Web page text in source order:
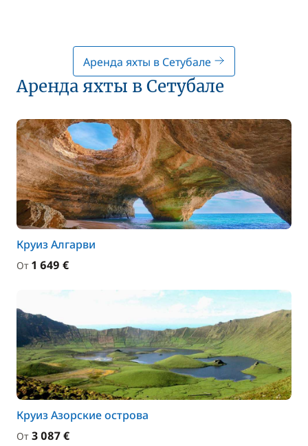
Аренда яхты в Сетубале
Аренда яхты в Сетубале
Круиз Алгарви
От 1 649 €
Круиз Азорские острова
От 3 087 €